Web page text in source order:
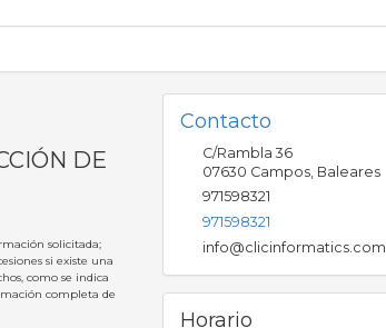
DE
solicitada;
si existe una
como se indica
completa de
Contacto
C/Rambla 36
07630 Campos, Baleares
971598321
971598321
info@clicinformatics.com
Horario